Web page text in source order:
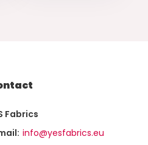
Fabrics
info@yesfabrics.eu